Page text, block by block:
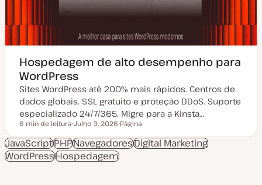
Hospedagem de alto desempenho para
WordPress
Sites WordPress até 200% mais rápidos. Centros de
dados globais. SSL gratuito e proteção DDoS. Suporte
especializado 24/7/365. Migre para a Kinsta…
Tempo de leitura
6 min de leitura
a
t
a
d
Julho 3, 2026
i
p
o
d
Página
JavaScriptPHPNavegadoresDigital Marketing
WordPressHospedagem